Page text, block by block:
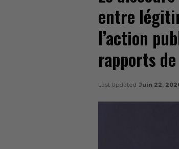
entre
l’action
rapports
Last Updated Juin 22,